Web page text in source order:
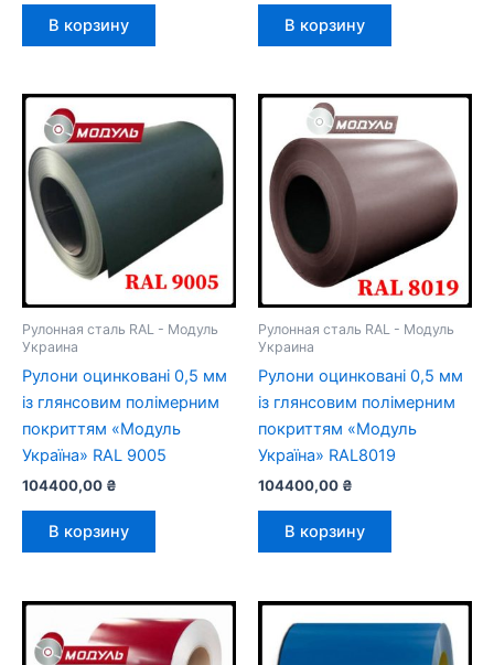
В корзину В корзину
Рулонная сталь RAL - Модуль
Украина
Рулони оцинковані 0,5 мм
із глянсовим полімерним
покриттям «Модуль
Україна» RAL 9005
104400,00 ₴
В корзину
Рулонная сталь RAL - Модуль
Украина
Рулони оцинковані 0,5 мм
із глянсовим полімерним
покриттям «Модуль
Україна» RAL8019
104400,00 ₴
В корзину